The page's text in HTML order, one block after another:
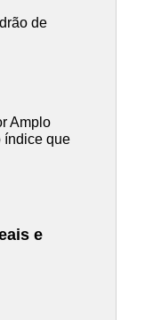
de
Amplo
índice que
e